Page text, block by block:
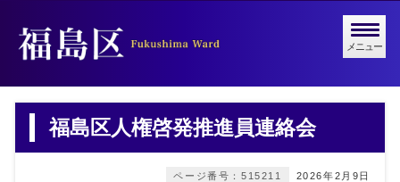
メニュー
福島区人権啓発推進員連絡会
2026年2月9日
ページ番号：515211